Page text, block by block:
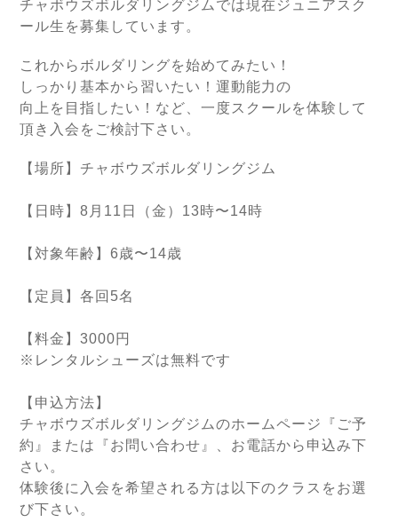
チャボウズボルダリングジムでは現在ジュニアスク
ール生を募集しています。
これからボルダリングを始めてみたい！
しっかり基本から習いたい！運動能力の
向上を目指したい！など、一度スクールを体験して
頂き入会をご検討下さい。
【場所】チャボウズボルダリングジム
【日時】8月11日（金）13時〜14時
【対象年齢】6歳〜14歳
【定員】各回5名
【料金】3000円
※レンタルシューズは無料です
【申込方法】
チャボウズボルダリングジムのホームページ『ご予
約』または『お問い合わせ』、お電話から申込み下
さい。
体験後に入会を希望される方は以下のクラスをお選
び下さい。